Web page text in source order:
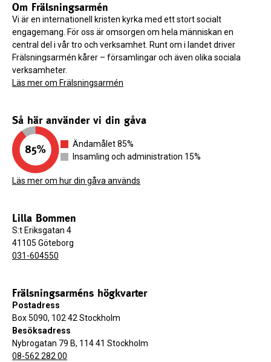
Om Frälsningsarmén
Vi är en internationell kristen kyrka med ett stort socialt
engagemang. För oss är omsorgen om hela människan en
central del i vår tro och verksamhet. Runt om i landet driver
Frälsningsarmén kårer – församlingar och även olika sociala
verksamheter.
Läs mer om Frälsningsarmén
Så här använder vi din gåva
Ändamålet 85%
Insamling och administration 15%
Läs mer om hur din gåva används
Lilla Bommen
S:t Eriksgatan 4
41105 Göteborg
031-604550
Frälsningsarméns högkvarter
Postadress
Box 5090, 102 42 Stockholm
Besöksadress
Nybrogatan 79 B, 114 41 Stockholm
08-562 282 00